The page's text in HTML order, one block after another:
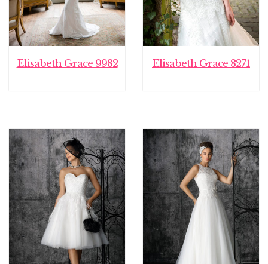
Elisabeth Grace 9982 Elisabeth Grace 8271